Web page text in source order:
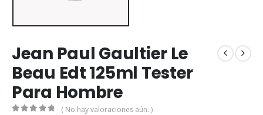
Jean Paul Gaultier Le
Beau Edt 125ml Tester
Para Hombre
( No hay valoraciones aún. )